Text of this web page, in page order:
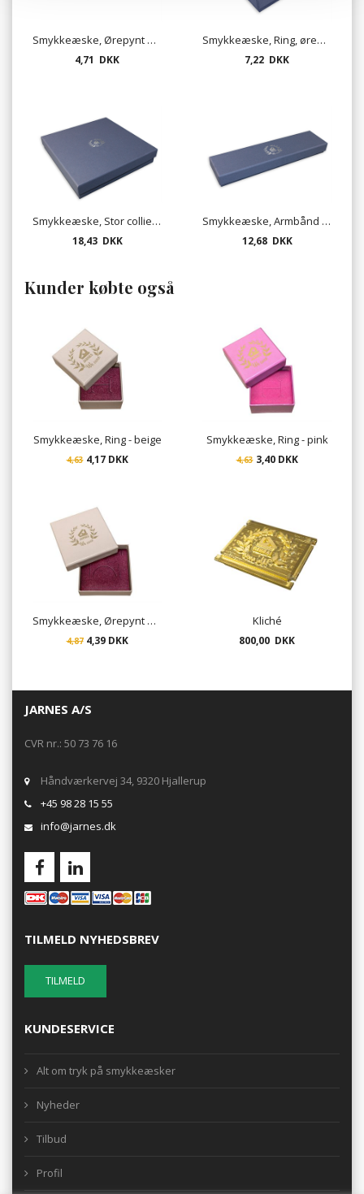
Smykkeæske, Ørepynt eller kæde - mat lavendel
4,71 DKK
Smykkeæske, Ring, ørepynt eller kæde - mat lavendel
7,22 DKK
Smykkeæske, Stor collier - mat lavendel
18,43 DKK
Smykkeæske, Armbånd - mat lavendel
12,68 DKK
Kunder købte også
Smykkeæske, Ring - beige
4,634,17 DKK
Smykkeæske, Ring - pink
4,633,40 DKK
Smykkeæske, Ørepynt eller kæde - beige
4,874,39 DKK
Kliché
800,00 DKK
JARNES A/S
CVR nr.: 50 73 76 16
Håndværkervej 34, 9320 Hjallerup
+45 98 28 15 55
info@jarnes.dk
TILMELD NYHEDSBREV
KUNDESERVICE
Alt om tryk på smykkeæsker
Nyheder
Tilbud
Profil